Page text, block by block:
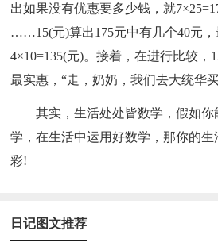
出如果没有优惠要多少钱，就
……15(元)算出175元中有几个40元，
4×10=135(元)。接着，在进行比较，
最实惠，“走，奶奶，我们去大统华
其实，生活处处皆数学，假如
学，在生活中运用好数学，那你的
彩!
日记图文推荐